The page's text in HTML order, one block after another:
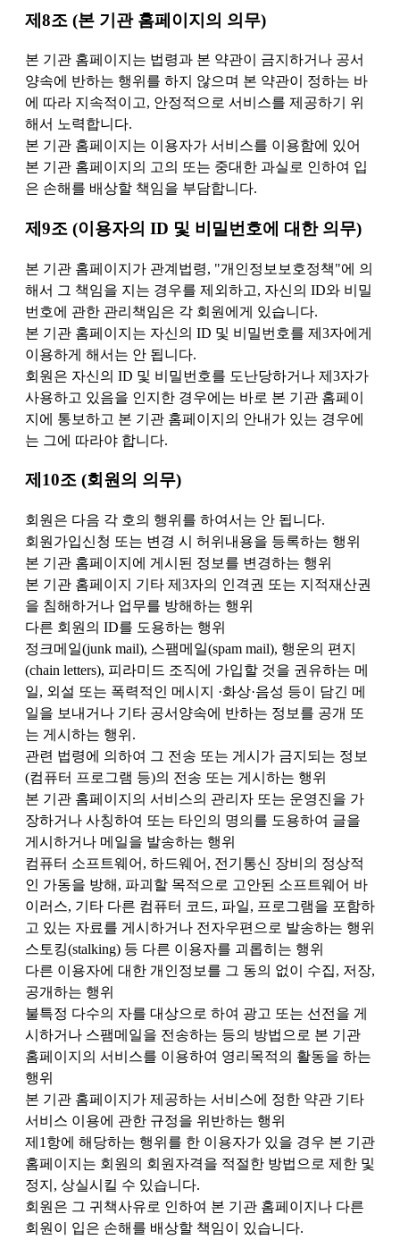
제8조 (본 기관 홈페이지의 의무)
본 기관 홈페이지는 법령과 본 약관이 금지하거나 공서
양속에 반하는 행위를 하지 않으며 본 약관이 정하는 바
에 따라 지속적이고, 안정적으로 서비스를 제공하기 위
해서 노력합니다.
본 기관 홈페이지는 이용자가 서비스를 이용함에 있어
본 기관 홈페이지의 고의 또는 중대한 과실로 인하여 입
은 손해를 배상할 책임을 부담합니다.
제9조 (이용자의 ID 및 비밀번호에 대한 의무)
본 기관 홈페이지가 관계법령, "개인정보보호정책"에 의
해서 그 책임을 지는 경우를 제외하고, 자신의 ID와 비밀
번호에 관한 관리책임은 각 회원에게 있습니다.
본 기관 홈페이지는 자신의 ID 및 비밀번호를 제3자에게
이용하게 해서는 안 됩니다.
회원은 자신의 ID 및 비밀번호를 도난당하거나 제3자가
사용하고 있음을 인지한 경우에는 바로 본 기관 홈페이
지에 통보하고 본 기관 홈페이지의 안내가 있는 경우에
는 그에 따라야 합니다.
제10조 (회원의 의무)
회원은 다음 각 호의 행위를 하여서는 안 됩니다.
회원가입신청 또는 변경 시 허위내용을 등록하는 행위
본 기관 홈페이지에 게시된 정보를 변경하는 행위
본 기관 홈페이지 기타 제3자의 인격권 또는 지적재산권
을 침해하거나 업무를 방해하는 행위
다른 회원의 ID를 도용하는 행위
정크메일(junk mail), 스팸메일(spam mail), 행운의 편지
(chain letters), 피라미드 조직에 가입할 것을 권유하는 메
일, 외설 또는 폭력적인 메시지 ·화상·음성 등이 담긴 메
일을 보내거나 기타 공서양속에 반하는 정보를 공개 또
는 게시하는 행위.
관련 법령에 의하여 그 전송 또는 게시가 금지되는 정보
(컴퓨터 프로그램 등)의 전송 또는 게시하는 행위
본 기관 홈페이지의 서비스의 관리자 또는 운영진을 가
장하거나 사칭하여 또는 타인의 명의를 도용하여 글을
게시하거나 메일을 발송하는 행위
컴퓨터 소프트웨어, 하드웨어, 전기통신 장비의 정상적
인 가동을 방해, 파괴할 목적으로 고안된 소프트웨어 바
이러스, 기타 다른 컴퓨터 코드, 파일, 프로그램을 포함하
고 있는 자료를 게시하거나 전자우편으로 발송하는 행위
스토킹(stalking) 등 다른 이용자를 괴롭히는 행위
다른 이용자에 대한 개인정보를 그 동의 없이 수집, 저장,
공개하는 행위
불특정 다수의 자를 대상으로 하여 광고 또는 선전을 게
시하거나 스팸메일을 전송하는 등의 방법으로 본 기관
홈페이지의 서비스를 이용하여 영리목적의 활동을 하는
행위
본 기관 홈페이지가 제공하는 서비스에 정한 약관 기타
서비스 이용에 관한 규정을 위반하는 행위
제1항에 해당하는 행위를 한 이용자가 있을 경우 본 기관
홈페이지는 회원의 회원자격을 적절한 방법으로 제한 및
정지, 상실시킬 수 있습니다.
회원은 그 귀책사유로 인하여 본 기관 홈페이지나 다른
회원이 입은 손해를 배상할 책임이 있습니다.